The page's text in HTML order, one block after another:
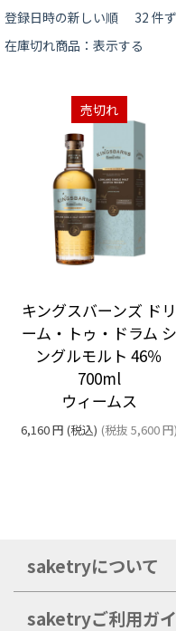
登録日時の新しい順
32 件
在庫切れ商品：表示する
売切れ
キングスバーンズ ドリ
ーム・トゥ・ドラム シ
ングルモルト 46％
700ml
ウィームス
6,160円 (税込) (税抜 5,600円)
saketryについて
saketryご利用ガ